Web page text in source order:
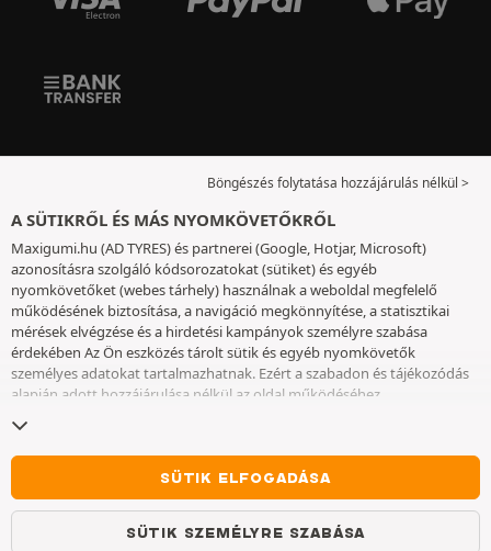
Böngészés folytatása hozzájárulás nélkül >
A SÜTIKRŐL ÉS MÁS NYOMKÖVETŐKRŐL
Maxigumi.hu (AD TYRES) és partnerei (Google, Hotjar, Microsoft)
azonosításra szolgáló kódsorozatokat (sütiket) és egyéb
nyomkövetőket (webes tárhely) használnak a weboldal megfelelő
működésének biztosítása, a navigáció megkönnyítése, a statisztikai
mérések elvégzése és a hirdetési kampányok személyre szabása
érdekében Az Ön eszközés tárolt sütik és egyéb nyomkövetők
személyes adatokat tartalmazhatnak. Ezért a szabadon és tájékozódás
alapján adott hozzájárulása nélkül az oldal működéséhez
nyomkövetőket az eszközén. Az Ön által választott beállításokat 6
hónapig őrizzük meg. A hozzájárulását bármikor visszavonhatja aSütik
és egyéb nyomkövetőkoldalon. Ön dönthet úgy, hogy a böngészést a
sütik vagy más nyomkövetők elhelyezésének elfogadása nélkül
folytatja. A sütik elutasítása nem akadályozza meg a szolgáltatások
igénybe vételét AD TYRES. További információkért kérjük, lépjen a
SÜTIK ELFOGADÁSA
SÜTIK SZEMÉLYRE SZABÁSA